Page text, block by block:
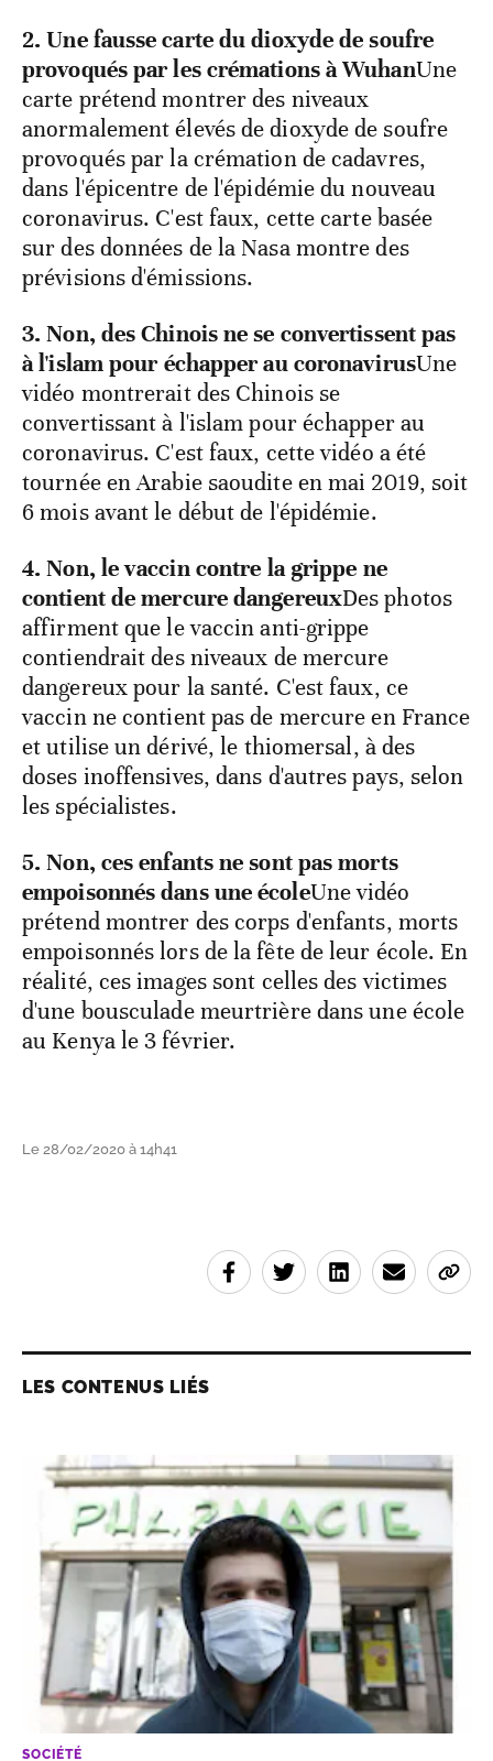
2. Une fausse carte du dioxyde de soufre
provoqués par les crémations à WuhanUne
carte prétend montrer des niveaux
anormalement élevés de dioxyde de soufre
provoqués par la crémation de cadavres,
dans l'épicentre de l'épidémie du nouveau
coronavirus. C'est faux, cette carte basée
sur des données de la Nasa montre des
prévisions d'émissions.
3. Non, des Chinois ne se convertissent pas
à l'islam pour échapper au coronavirusUne
vidéo montrerait des Chinois se
convertissant à l'islam pour échapper au
coronavirus. C'est faux, cette vidéo a été
tournée en Arabie saoudite en mai 2019, soit
6 mois avant le début de l'épidémie.
4. Non, le vaccin contre la grippe ne
contient de mercure dangereuxDes photos
affirment que le vaccin anti-grippe
contiendrait des niveaux de mercure
dangereux pour la santé. C'est faux, ce
vaccin ne contient pas de mercure en France
et utilise un dérivé, le thiomersal, à des
doses inoffensives, dans d'autres pays, selon
les spécialistes.
5. Non, ces enfants ne sont pas morts
empoisonnés dans une écoleUne vidéo
prétend montrer des corps d'enfants, morts
empoisonnés lors de la fête de leur école. En
réalité, ces images sont celles des victimes
d'une bousculade meurtrière dans une école
au Kenya le 3 février.
Le 28/02/2020 à 14h41
LES CONTENUS LIÉS
SOCIÉTÉ